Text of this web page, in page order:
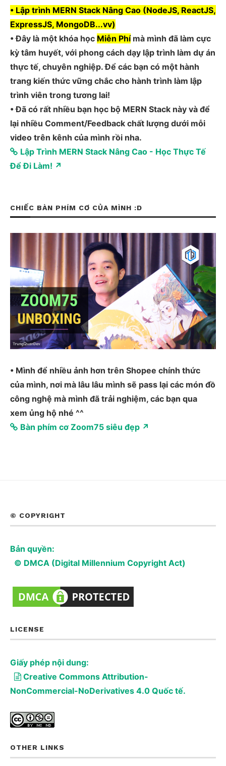
• Lập trình MERN Stack Nâng Cao (NodeJS, ReactJS,
ExpressJS, MongoDB...vv)
• Đây là một khóa học Miễn Phímà mình đã làm cực
kỳ tâm huyết, với phong cách dạy lập trình làm dự án
thực tế, chuyên nghiệp. Để các bạn có một hành
trang kiến thức vững chắc cho hành trình làm lập
trình viên trong tương lai!
• Đã có rất nhiều bạn học bộ MERN Stack này và để
lại nhiều Comment/Feedback chất lượng dưới mỗi
video trên kênh của mình rồi nha.
Lập Trình MERN Stack Nâng Cao - Học Thực Tế
Để Đi Làm! ↗
CHIẾC BÀN PHÍM CƠ CỦA MÌNH :D
• Mình để nhiều ảnh hơn trên Shopee chính thức
của mình, nơi mà lâu lâu mình sẽ pass lại các món đồ
công nghệ mà mình đã trải nghiệm, các bạn qua
xem ủng hộ nhé ^^
Bàn phím cơ Zoom75 siêu đẹp ↗
© COPYRIGHT
Bản quyền:
© DMCA (Digital Millennium Copyright Act)
LICENSE
Giấy phép nội dung:
Creative Commons Attribution-
NonCommercial-NoDerivatives 4.0 Quốc tế.
OTHER LINKS